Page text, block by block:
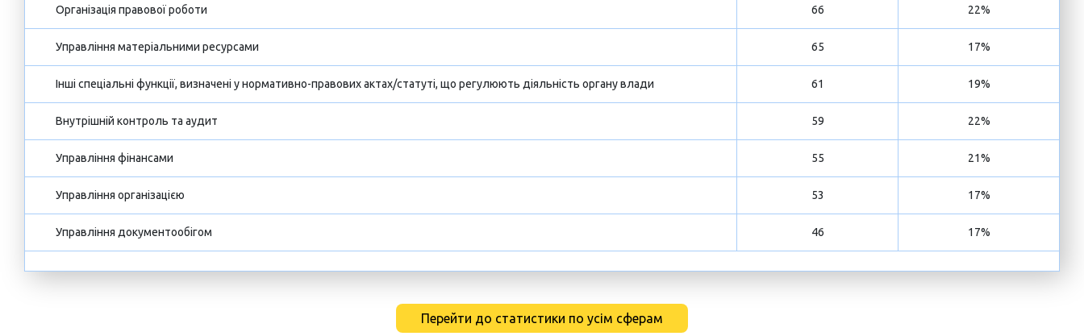
Організація правової роботи 66 22%
Управління матеріальними ресурсами 65 17%
Інші спеціальні функції, визначені у нормативно-правових актах/статуті, що регулюють діяльність органу влади 61 19%
Внутрішній контроль та аудит 59 22%
Управління фінансами 55 21%
Управління організацією 53 17%
Управління документообігом 46 17%
Перейти до статистики по усім сферам